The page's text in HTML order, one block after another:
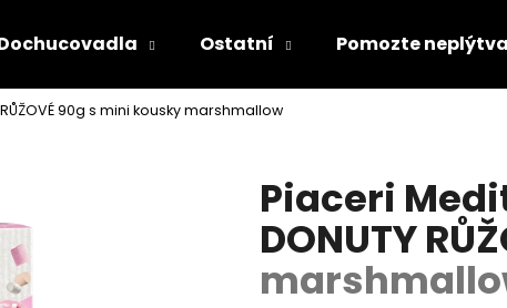
Ostatní Pomozte
90g s mini kousky marshmallow
Piaceri
DONUTY
Co potřebujete najít?
HLEDAT